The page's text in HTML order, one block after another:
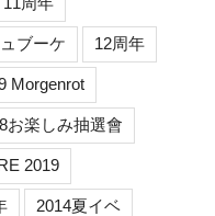
ブーケ 12周年
Morgenrot
お楽しみ抽選會
2019
2014夏イベ